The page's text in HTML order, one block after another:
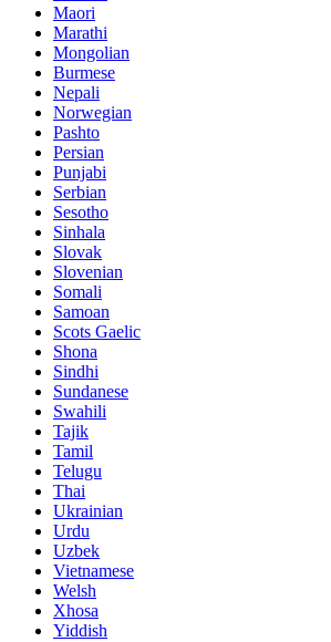
Maori
Marathi
Mongolian
Burmese
Nepali
Norwegian
Pashto
Persian
Punjabi
Serbian
Sesotho
Sinhala
Slovak
Slovenian
Somali
Samoan
Scots Gaelic
Shona
Sindhi
Sundanese
Swahili
Tajik
Tamil
Telugu
Thai
Ukrainian
Urdu
Uzbek
Vietnamese
Welsh
Xhosa
Yiddish